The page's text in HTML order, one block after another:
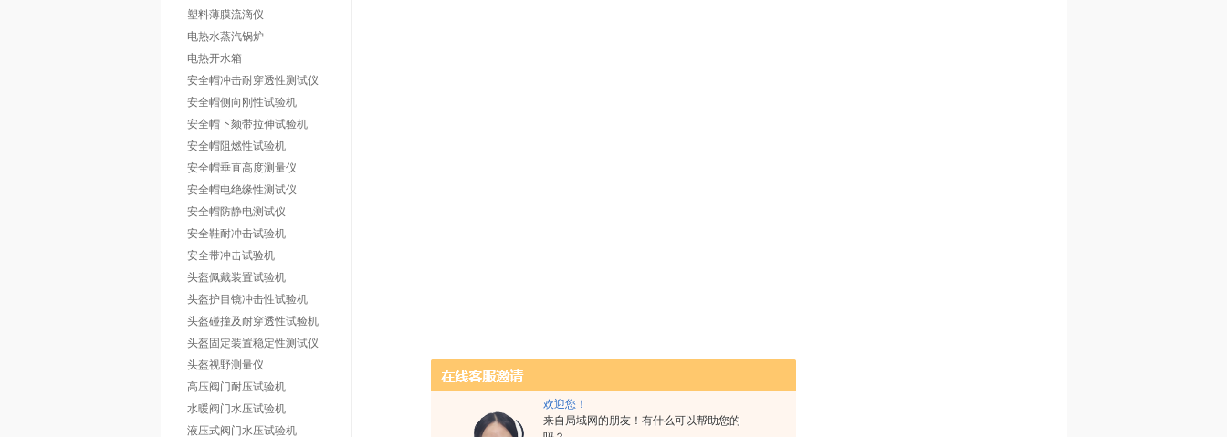
欢迎您！
来自局域网的朋友！有什么可以帮助您的
塑料薄膜流滴仪
电热水蒸汽锅炉
电热开水箱
安全帽冲击耐穿透性测试仪
安全帽侧向刚性试验机
安全帽下颏带拉伸试验机
安全帽阻燃性试验机
安全帽垂直高度测量仪
安全帽电绝缘性测试仪
安全帽防静电测试仪
安全鞋耐冲击试验机
安全带冲击试验机
头盔佩戴装置试验机
头盔护目镜冲击性试验机
头盔碰撞及耐穿透性试验机
头盔固定装置稳定性测试仪
头盔视野测量仪
高压阀门耐压试验机
水暖阀门水压试验机
液压式阀门水压试验机